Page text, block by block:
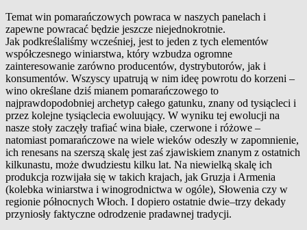
Temat win pomarańczowych powraca w naszych panelach i
zapewne powracać będzie jeszcze niejednokrotnie.
Jak podkreślaliśmy wcześniej, jest to jeden z tych elementów
współczesnego winiarstwa, który wzbudza ogromne
zainteresowanie zarówno producentów, dystrybutorów, jak i
konsumentów. Wszyscy upatrują w nim ideę powrotu do korzeni –
wino określane dziś mianem pomarańczowego to
najprawdopodobniej archetyp całego gatunku, znany od tysiącleci i
przez kolejne tysiąclecia ewoluujący. W wyniku tej ewolucji na
nasze stoły zaczęły trafiać wina białe, czerwone i różowe –
natomiast pomarańczowe na wiele wieków odeszły w zapomnienie,
ich renesans na szerszą skalę jest zaś zjawiskiem znanym z ostatnich
kilkunastu, może dwudziestu kilku lat. Na niewielką skalę ich
produkcja rozwijała się w takich krajach, jak Gruzja i ­Armenia
(kolebka winiarstwa i wino­grodnictwa w ogóle), Słowenia czy w
regionie północnych Włoch. I dopiero ostatnie dwie–trzy dekady
przyniosły faktyczne odrodzenie ­pradawnej tradycji.